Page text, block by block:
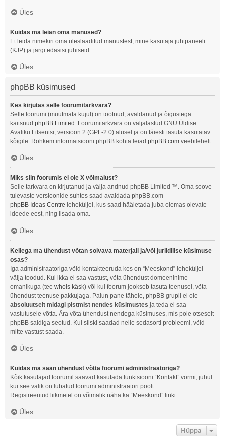
Üles
Kuidas ma leian oma manused?
Et leida nimekiri oma üleslaaditud manustest, mine kasutaja juhtpaneeli
(KJP) ja järgi edasisi juhiseid.
Üles
phpBB küsimused
Kes kirjutas selle foorumitarkvara?
Selle foorumi (muutmata kujul) on tootnud, avaldanud ja õigustega
kaitsnud phpBB Limited . Foorumitarkvara on väljalastud GNU Üldise
Avaliku Litsentsi, versioon 2 (GPL-2.0) alusel ja on täiesti tasuta kasutatav
kõigile. Rohkem informatsiooni phpBB kohta leiad phpBB.com veebilehelt.
Üles
Miks siin foorumis ei ole X võimalust?
Selle tarkvara on kirjutanud ja välja andnud phpBB Limited ™. Oma soove
tulevaste versioonide suhtes saad avaldada phpBB.com
phpBB Ideas Centre leheküljel, kus saad hääletada juba olemas olevate
ideede eest, ning lisada oma.
Üles
Kellega ma ühendust võtan solvava materjali ja/või juriidilise küsimuse
osas?
Iga administraatoriga võid kontakteeruda kes on “Meeskond” leheküljel
välja toodud. Kui ikka ei saa vastust, võta ühendust domeeninime
omanikuga (tee whois käsk) või kui foorum jookseb tasuta teenusel, võta
ühendust teenuse pakkujaga. Palun pane tähele, phpBB grupil ei ole
absoluutselt midagi pistmist nendes küsimustes ja teda ei saa
vastutusele võtta. Ära võta ühendust nendega küsimuses, mis pole otseselt
phpBB saidiga seotud. Kui siiski saadad neile sedasorti probleemi, võid
mitte vastust saada.
Üles
Kuidas ma saan ühendust võtta foorumi administraatoriga?
Kõik kasutajad foorumil saavad kasutada funktsiooni “Kontakt” vormi, juhul
kui see valik on lubatud foorumi administraatori poolt.
Registreeritud liikmetel on võimalik näha ka “Meeskond” linki.
Üles
Hüppa